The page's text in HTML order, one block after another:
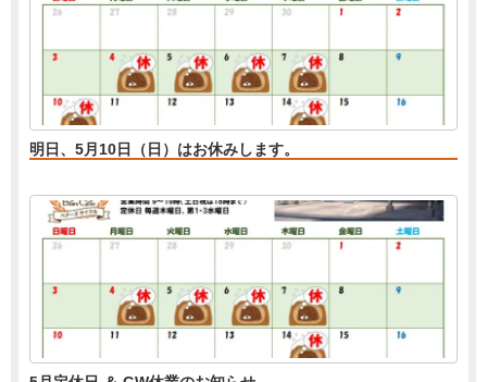
明日、5月10日（日）はお休みします。